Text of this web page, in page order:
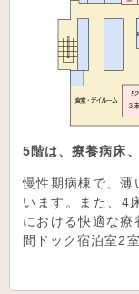
5階は、療養病床
慢性期病棟で、薄
います。また、4
における快適な療
間ドック宿泊室2